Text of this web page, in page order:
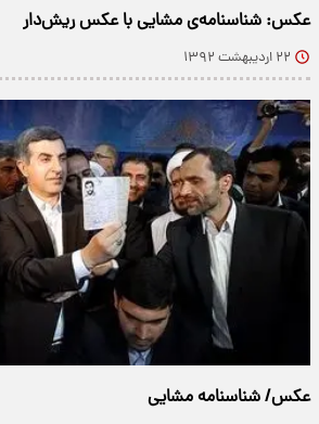
عکس: شناسنامه‌ی مشایی با عکس‌ ریش‌دار
۲۲ اردیبهشت ۱۳۹۲
عکس/ شناسنامه مشایی